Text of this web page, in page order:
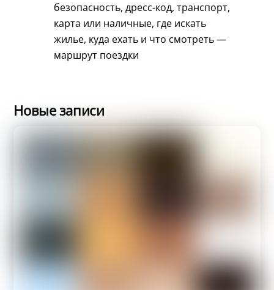
безопасность, дресс-код, транспорт,
карта или наличные, где искать
жилье, куда ехать и что смотреть —
маршрут поездки
Новые записи